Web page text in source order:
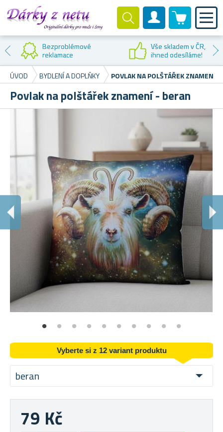
Zákaznický účet
0 produktů
Bezproblémové
reklamace
Vše skladem v ČR,
ihned odesíláme!
ÚVOD
BYDLENÍ A DOPLŇKY POVLAK NA POLŠTÁŘEK ZNAMENÍ -
Povlak na polštářek znamení - beran
Vyberte si z 12 variant produktu
beran
79 Kč